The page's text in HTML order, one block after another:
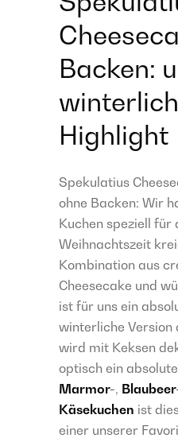
Backen:
Highlight
Spekulatius
ohne Backen: Wir
Kuchen speziell für
Weihnachtszeit
Kombination aus
Cheesecake und
ist für uns ein
winterliche Version
wird mit Keksen
optisch ein
Marmor-,
Käsekuchen ist
einer unserer